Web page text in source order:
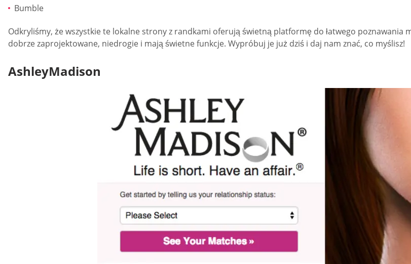
Bumble
Odkryliśmy, że wszystkie te lokalne strony z randkami oferują świetną platformę do łatwego poznawania
dobrze zaprojektowane, niedrogie i mają świetne funkcje. Wypróbuj je już dziś i daj nam znać, co myślisz!
AshleyMadison